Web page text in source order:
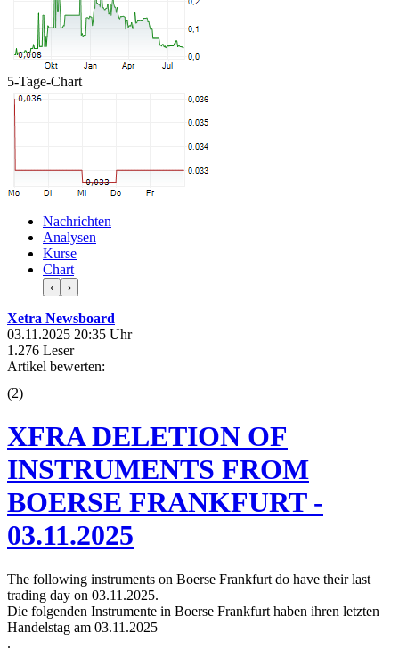
5-Tage-Chart
Nachrichten
Analysen
Kurse
Chart
‹ ›
Xetra Newsboard
03.11.2025 20:35 Uhr
1.276 Leser
Artikel bewerten:
(2)
XFRA DELETION OF
INSTRUMENTS FROM
BOERSE FRANKFURT -
03.11.2025
The following instruments on Boerse Frankfurt do have their last
trading day on 03.11.2025.
Die folgenden Instrumente in Boerse Frankfurt haben ihren letzten
Handelstag am 03.11.2025
.